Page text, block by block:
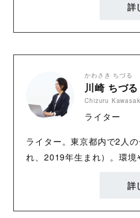
う思う乳児期から青年期の
育実践～すべてのこどもに
舎）、その他保育雑誌へ
※Photo by 川端アリ
詳
かわさき ちづる
川崎 ちづる
Chizuru
ライター
ライター。東京都内で2人
れ、2019年生まれ）。環境
環境教育や各種オルタナテ
詳